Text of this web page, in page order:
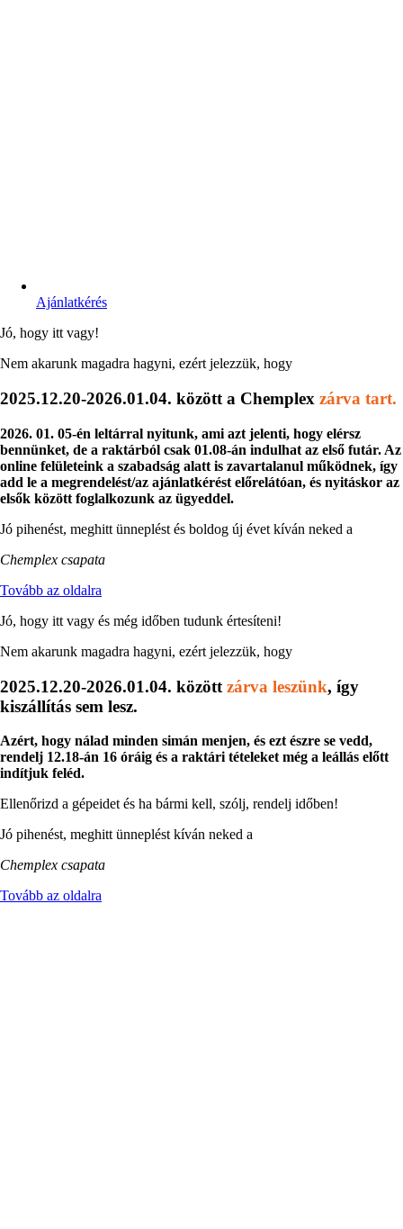
Ajánlatkérés
Jó, hogy itt vagy!
Nem akarunk magadra hagyni, ezért jelezzük, hogy
2025.12.20-2026.01.04. között a Chemplex zárva tart.
2026. 01. 05-én leltárral nyitunk, ami azt jelenti, hogy elérsz
bennünket, de a raktárból csak 01.08-án indulhat az első futár. Az
online felületeink a szabadság alatt is zavartalanul működnek, így
add le a megrendelést/az ajánlatkérést előrelátóan, és nyitáskor az
elsők között foglalkozunk az ügyeddel.
Jó pihenést, meghitt ünneplést és boldog új évet kíván neked a
Chemplex csapata
Tovább az oldalra
Jó, hogy itt vagy és még időben tudunk értesíteni!
Nem akarunk magadra hagyni, ezért jelezzük, hogy
2025.12.20-2026.01.04. között zárva leszünk, így
kiszállítás sem lesz.
Azért, hogy nálad minden simán menjen, és ezt észre se vedd,
rendelj 12.18-án 16 óráig és a raktári tételeket még a leállás előtt
indítjuk feléd.
Ellenőrizd a gépeidet és ha bármi kell, szólj, rendelj időben!
Jó pihenést, meghitt ünneplést kíván neked a
Chemplex csapata
Tovább az oldalra